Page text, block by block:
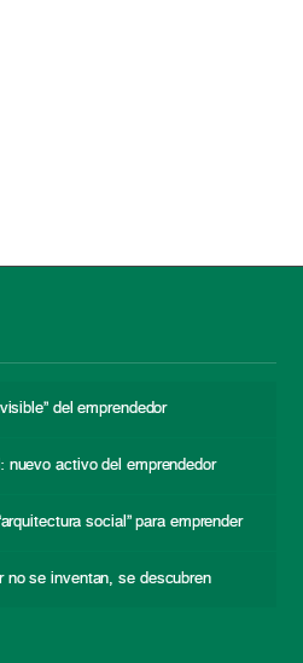
del emprendedor
nuevo activo del emprendedor
social” para emprender
no se inventan, se descubren